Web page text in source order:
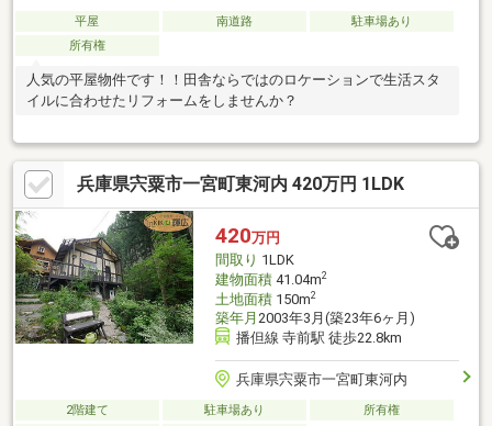
平屋 南道路
駐車場あり
所有権
人気の平屋物件です！！田舎ならではのロケーションで生活スタ
イルに合わせたリフォームをしませんか？
兵庫県宍粟市一宮町東河内 420万円 1LDK
420万円
間取り 1LDK
建物面積41.04m2
土地面積150m2
築年月 2003年3月(築23年6ヶ月)
播但線 寺前駅 徒歩22.8km
兵庫県宍粟市一宮町東河内
2階建て 駐車場あり 所有権